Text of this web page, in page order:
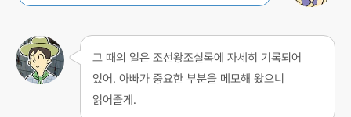
그 때의 일은 조선왕조실록에 자세히 기록되어
있어. 아빠가 중요한 부분을 메모해 왔으니
읽어줄게.